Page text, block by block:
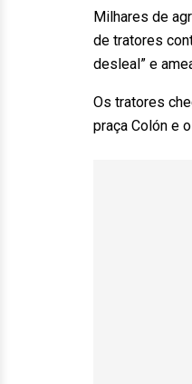
Milhares de
de tratores
desleal” e
Os tratores
praça Colón e